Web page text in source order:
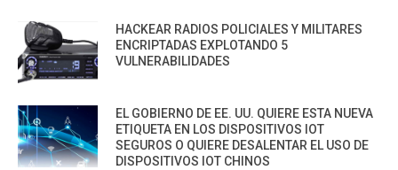
HACKEAR RADIOS POLICIALES Y MILITARES
ENCRIPTADAS EXPLOTANDO 5
VULNERABILIDADES
EL GOBIERNO DE EE. UU. QUIERE ESTA NUEVA
ETIQUETA EN LOS DISPOSITIVOS IOT
SEGUROS O QUIERE DESALENTAR EL USO DE
DISPOSITIVOS IOT CHINOS